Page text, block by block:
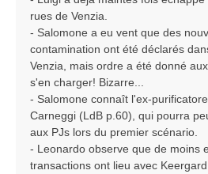
rues de Venzia.
- Salomone a eu vent que des
contamination ont été déclarés
Venzia, mais ordre a été donné
s'en charger! Bizarre...
- Salomone connaît l'ex-
Carneggi (LdB p.60), qui pourra
aux PJs lors du premier scénario.
- Leonardo observe que de moins
transactions ont lieu avec